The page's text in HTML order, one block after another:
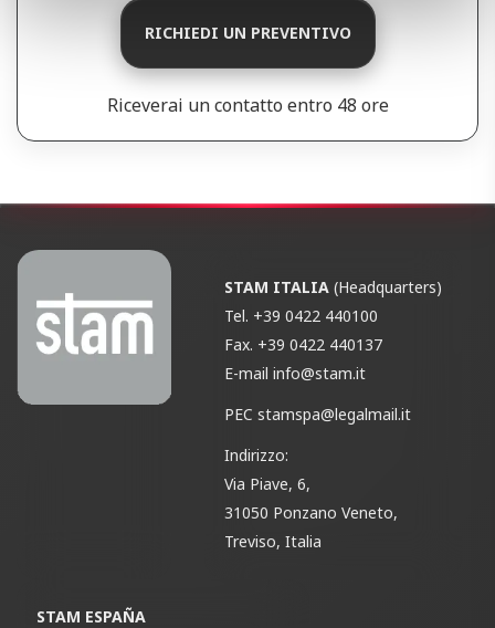
RICHIEDI UN PREVENTIVO
Riceverai un contatto entro 48 ore
STAM ITALIA (Headquarters)
Tel. +39 0422 440100
Fax. +39 0422 440137
E-mailinfo@stam.it
PECstamspa@legalmail.it
Indirizzo:
Via Piave, 6,
31050 Ponzano Veneto,
Treviso, Italia
STAM ESPAÑA